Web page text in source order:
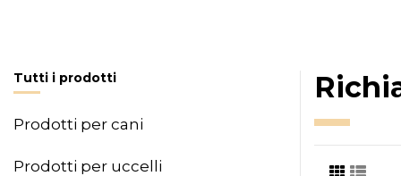
Tutti i prodotti
Prodotti per cani
Prodotti per uccelli